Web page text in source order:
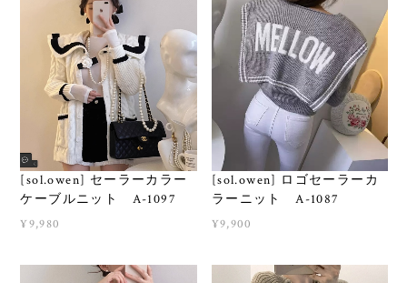
[sol.owen] セーラーカラー
ケーブルニット A-1097
¥9,980
[sol.owen] ロゴセーラーカ
ラーニット A-1087
¥9,900